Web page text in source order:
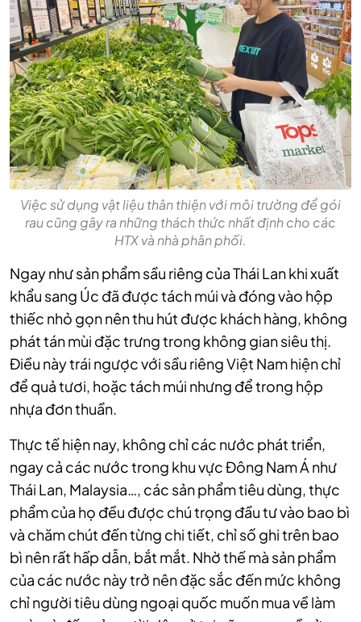
Việc sử dụng vật liệu thân thiện với môi trường để gói
rau cũng gây ra những thách thức nhất định cho các
HTX và nhà phân phối.
Ngay như sản phẩm sầu riêng của Thái Lan khi xuất
khẩu sang Úc đã được tách múi và đóng vào hộp
thiếc nhỏ gọn nên thu hút được khách hàng, không
phát tán mùi đặc trưng trong không gian siêu thị.
Điều này trái ngược với sầu riêng Việt Nam hiện chỉ
để quả tươi, hoặc tách múi nhưng để trong hộp
nhựa đơn thuần.
Thực tế hiện nay, không chỉ các nước phát triển,
ngay cả các nước trong khu vực Đông Nam Á như
Thái Lan, Malaysia…, các sản phẩm tiêu dùng, thực
phẩm của họ đều được chú trọng đầu tư vào bao bì
và chăm chút đến từng chi tiết, chỉ số ghi trên bao
bì nên rất hấp dẫn, bắt mắt. Nhờ thế mà sản phẩm
của các nước này trở nên đặc sắc đến mức không
chỉ người tiêu dùng ngoại quốc muốn mua về làm